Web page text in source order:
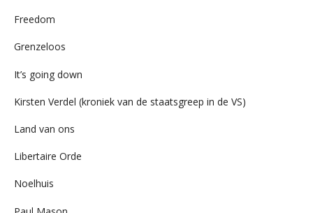
Freedom
Grenzeloos
It’s going down
Kirsten Verdel (kroniek van de staatsgreep in de VS)
Land van ons
Libertaire Orde
Noelhuis